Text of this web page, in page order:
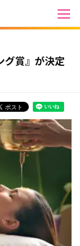
グ賞』が決定